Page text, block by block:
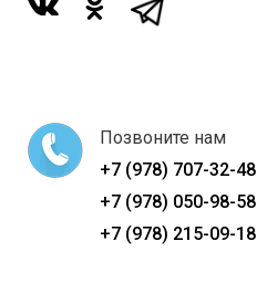
Позвоните нам
+7 (978) 707-32-48
+7 (978) 050-98-58
+7 (978) 215-09-18